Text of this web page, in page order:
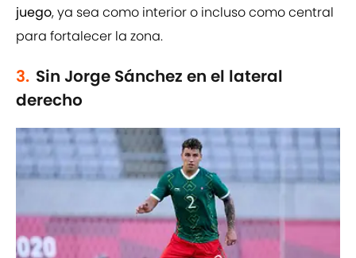
juego, ya sea como interior o incluso como central
para fortalecer la zona.
3. Sin Jorge Sánchez en el lateral
derecho